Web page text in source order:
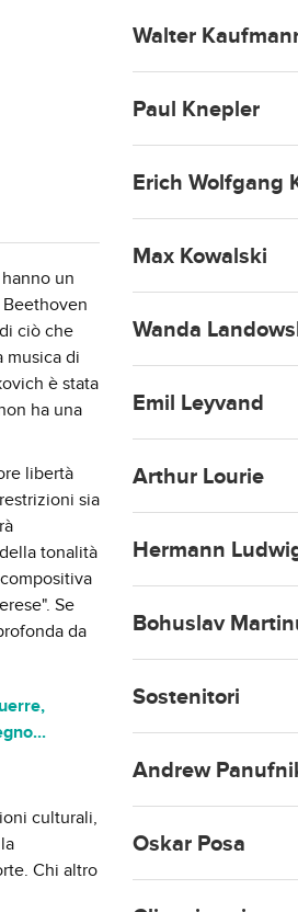
un
ciò che
musica di
è stata
ha una
libertà
sia
tonalità
Se
da
culturali,
Chi altro
Walter
Paul Knepler
Erich Wolfgang
Max Kowalski
Wanda
Emil Leyvand
Arthur Lourie
Hermann
Bohuslav
Sostenitori
Andrew
Oskar Posa